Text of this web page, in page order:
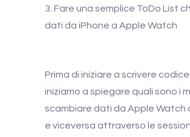
Fare una semplice ToDo List
dati da iPhone a Apple Watch
Prima di iniziare a scrivere codice
iniziamo a spiegare quali sono i
scambiare dati da Apple Watch
e viceversa attraverso le